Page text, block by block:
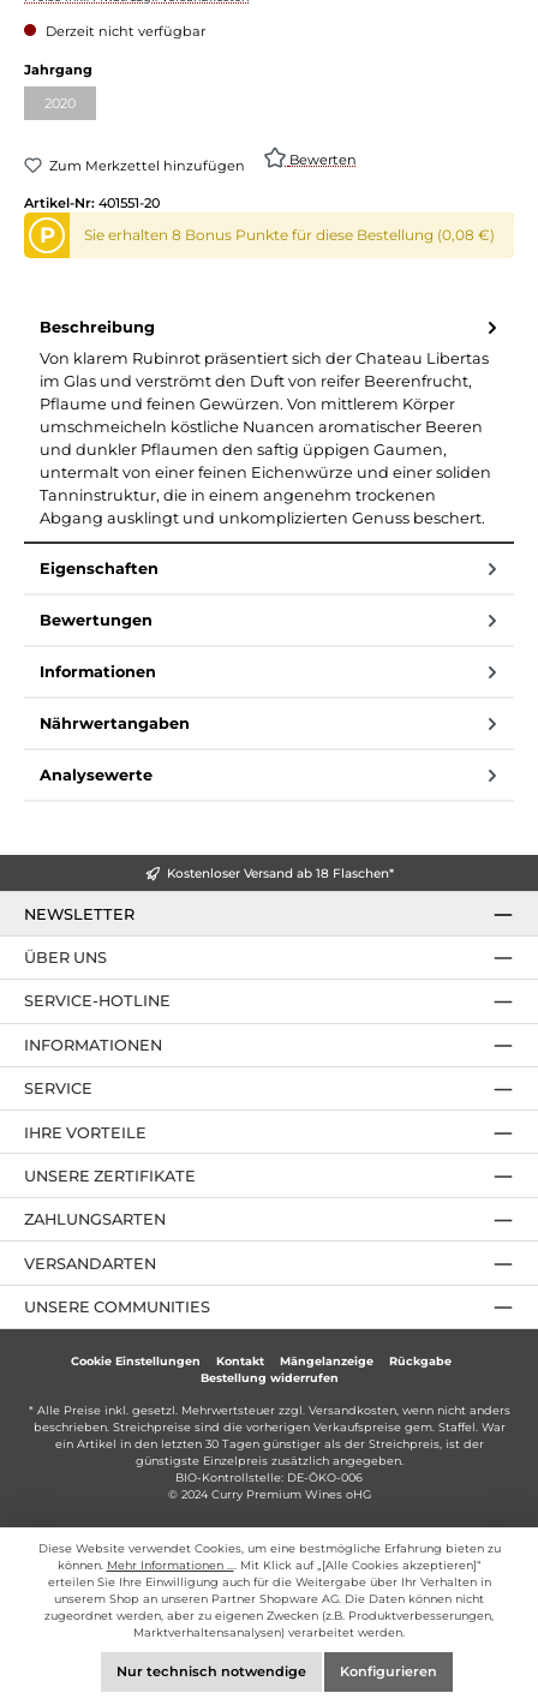
Derzeit nicht verfügbar
Jahrgang
2020(Diese Option ist zurzeit nicht verfügbar.)
Zum Merkzettel hinzufügen Bewerten
Artikel-Nr: 401551-20
P Sie erhalten 8 Bonus Punkte für diese Bestellung (0,08 €)
Beschreibung
Von klarem Rubinrot präsentiert sich der Chateau Libertas
im Glas und verströmt den Duft von reifer Beerenfrucht,
Pflaume und feinen Gewürzen. Von mittlerem Körper
umschmeicheln köstliche Nuancen aromatischer Beeren
und dunkler Pflaumen den saftig üppigen Gaumen,
untermalt von einer feinen Eichenwürze und einer soliden
Tanninstruktur, die in einem angenehm trockenen
Abgang ausklingt und unkomplizierten Genuss beschert.
Eigenschaften
Bewertungen
Informationen
Nährwertangaben
Analysewerte
Kostenloser Versand ab 18 Flaschen*
NEWSLETTER
SERVICE-HOTLINE
IHRE VORTEILE
ZAHLUNGSARTEN
ÜBER UNS
UNSERE ZERTIFIKATE
INFORMATIONEN
SERVICE
UNSERE COMMUNITIES
VERSANDARTEN
Cookie Einstellungen Kontakt Mängelanzeige
Rückgabe
Bestellung widerrufen
* Alle Preise inkl. gesetzl. Mehrwertsteuer zzgl. Versandkosten, wenn nicht anders
beschrieben. Streichpreise sind die vorherigen Verkaufspreise gem. Staffel. War
ein Artikel in den letzten 30 Tagen günstiger als der Streichpreis, ist der
günstigste Einzelpreis zusätzlich angegeben.
BIO-Kontrollstelle: DE-ÖKO-006
© 2024 Curry Premium Wines oHG
Diese Website verwendet Cookies, um eine bestmögliche Erfahrung bieten zu
können. Mehr Informationen ...
. Mit Klick auf „[Alle Cookies akzeptieren]“
erteilen Sie Ihre Einwilligung auch für die Weitergabe über Ihr Verhalten in
unserem Shop an unseren Partner Shopware AG. Die Daten können nicht
zugeordnet werden, aber zu eigenen Zwecken (z.B. Produktverbesserungen,
Marktverhaltensanalysen) verarbeitet werden.
Nur technisch notwendige Konfigurieren